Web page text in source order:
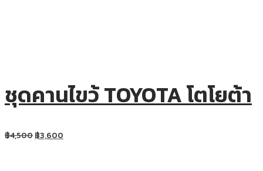
ชุดคานไขว้ TOYOTA โตโยต้า
฿4,500฿3,600